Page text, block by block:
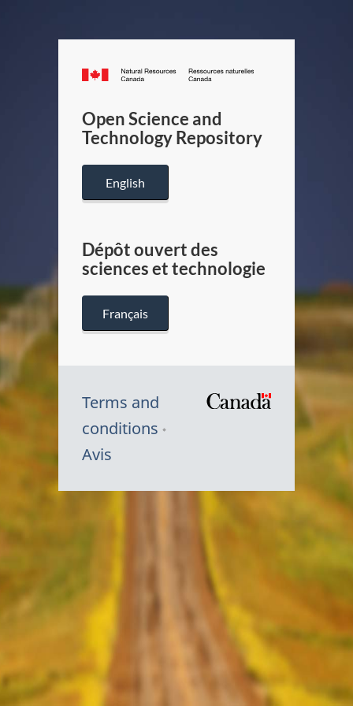
Canada.ca
/
Canada
Open Science and
Technology Repository
English
Dépôt ouvert des
sciences et technologie
Français
Terms and
conditions
Avis
Symbole
Canada